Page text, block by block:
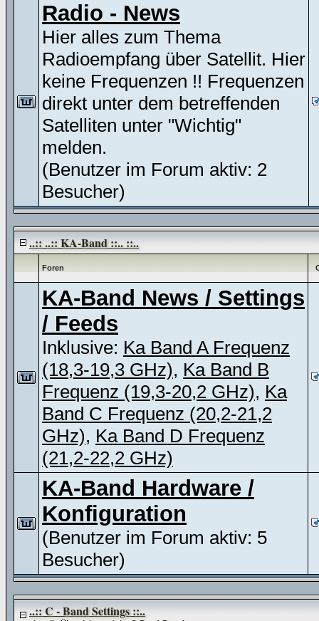
Radio - News
Hier alles zum Thema
Radioempfang über Satellit. Hier
keine Frequenzen !! Frequenzen
direkt unter dem betreffenden
Satelliten unter "Wichtig"
melden.
(Benutzer im Forum aktiv: 2
Besucher)
..:: ..:: KA-Band ::.. ::..
Foren
KA-Band News / Settings
/ Feeds
Inklusive: Ka Band A Frequenz
(18,3-19,3 GHz), Ka Band B
Frequenz (19,3-20,2 GHz), Ka
Band C Frequenz (20,2-21,2
GHz), Ka Band D Frequenz
(21,2-22,2 GHz)
KA-Band Hardware /
Konfiguration
(Benutzer im Forum aktiv: 5
Besucher)
..:: C - Band Settings ::..